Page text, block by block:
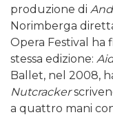
produzione di
Norimberga
Opera Festival
stessa edizione:
Ballet, nel 2008,
Nutcracker
a quattro mani